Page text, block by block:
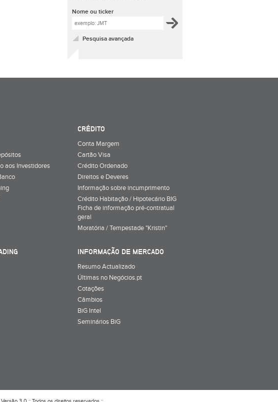
Nome ou ticker
Pesquisa avançada
aos Investidores
CRÉDITO
Conta Margem
Cartão Visa
Crédito Ordenado
Direitos e Deveres
Informação sobre incumprimento
Crédito Habitação / Hipotecário BIG
Ficha de informação pré-contratual
geral
Moratória / Tempestade "Kristin"
INFORMAÇÃO DE MERCADO
Resumo Actualizado
Últimas no Negócios.pt
Cotações
Câmbios
BiG Intel
Seminários BiG